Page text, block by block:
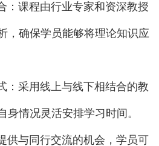
：课程由行业专家和资深教授
，确保学员能够将理论知识应
：采用线上与线下相结合的教
身情况灵活安排学习时间。
供与同行交流的机会，学员可